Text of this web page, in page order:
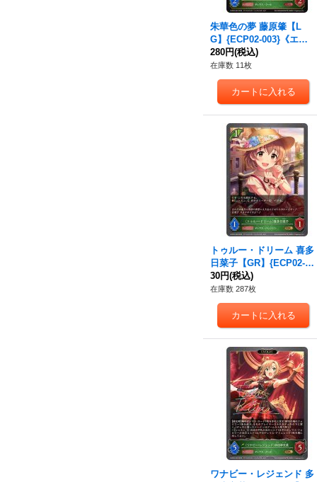
朱華色の夢 藤原肇【L
G】{ECP02-003}《エル
フ》
280円(税込)
在庫数 11枚
トゥルー・ドリーム 喜多
日菜子【GR】{ECP02-00
8}《エルフ》
30円(税込)
在庫数 287枚
ワナビー・レジェンド 多